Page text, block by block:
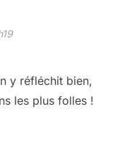
y réfléchit bien,
les plus folles !